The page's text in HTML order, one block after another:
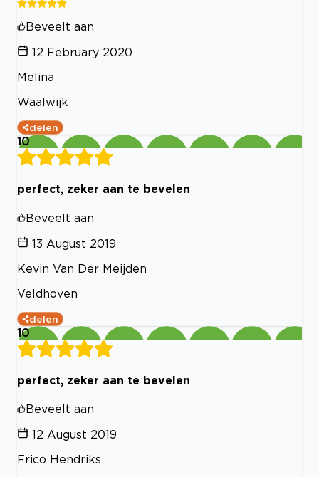
Beveelt aan
12 February 2020
Melina
Waalwijk
delen
10
perfect, zeker aan te bevelen
Beveelt aan
13 August 2019
Kevin Van Der Meijden
Veldhoven
delen
10
perfect, zeker aan te bevelen
Beveelt aan
12 August 2019
Frico Hendriks